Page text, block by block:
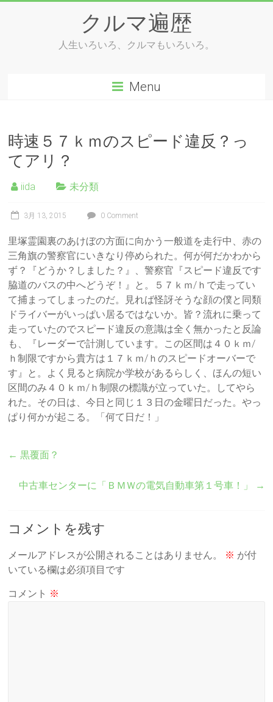
クルマ遍歴
人生いろいろ、クルマもいろいろ。
Menu
時速５７ｋｍのスピード違反？っ
てアリ？
iida 未分類
3月 13, 2015 0 Comment
里塚霊園裏のあけぼの方面に向かう一般道を走行中、赤の
三角旗の警察官にいきなり停められた。何が何だかわから
ず？『どうか？しました？』、警察官『スピード違反です
脇道のバスの中へどうぞ！』と。５７ｋｍ/ｈで走ってい
て捕まってしまったのだ。見れば怪訝そうな顔の僕と同類
ドライバーがいっぱい居るではないか。 皆？流れに乗って
走っていたのでスピード違反の意識は全く無かったと反論
も、『レーダーで計測しています。この区間は４０ｋｍ/
ｈ制限ですから貴方は１７ｋｍ/ｈのスピードオーバーで
す』と。よく見ると病院か学校があるらしく、ほんの短い
区間のみ４０ｋｍ/ｈ制限の標識が立っていた。してやら
れた。その日は、今日と同じ１３日の金曜日だった。やっ
ぱり何かが起こる。「何て日だ！」
← 黒覆面？
中古車センターに「ＢＭＷの電気自動車第１号車！」 →
コメントを残す
メールアドレスが公開されることはありません。 ※ が付
いている欄は必須項目です
コメント ※